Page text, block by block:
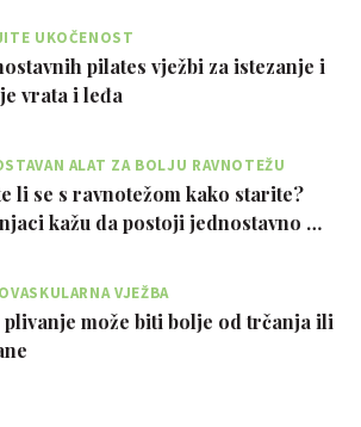
UKOČENOST
pilates vježbi za istezanje i
vrata i leđa
ALAT ZA BOLJU RAVNOTEŽU
li se s ravnotežom kako starite?
kažu da postoji jednostavno …
VJEŽBA
plivanje može biti bolje od trčanja ili